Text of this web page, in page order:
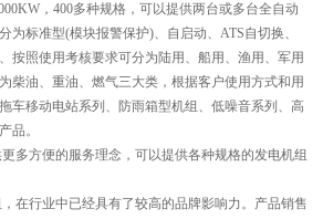
，400多种规格，可以提供两台或多台全自动
为标准型(模块报警保护)、自启动、ATS自切换、
按照使用考核要求可分为陆用、船用、渔用、军用
柴油、重油、燃气三大类，根据客户使用方式和用
车移动电站系列、防雨箱型机组、低噪音系列、高
产品。
多方便的服务理念，可以提供各种规格的发电机组
。
在行业中已经具有了较高的品牌影响力。产品销售